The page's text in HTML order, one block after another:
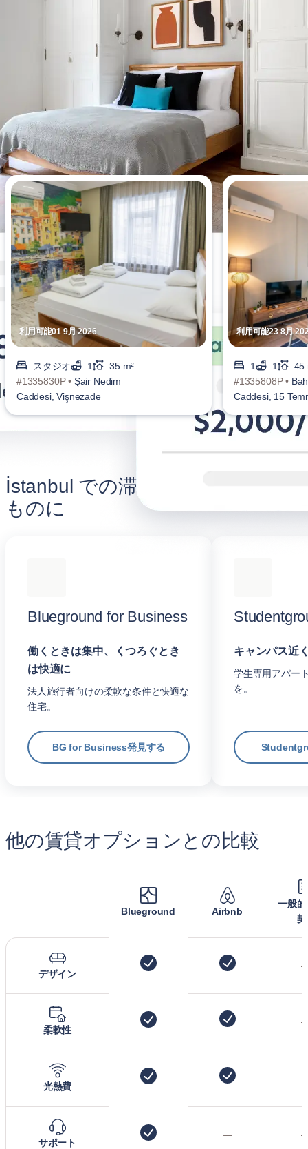
今週最も閲覧されたアパート
利用可能01 9月 2026
スタジオ 1
35 m²
#1335830P • Şair Nedim
Caddesi, Vişnezade
利用可能23 8月
1 1
45
#1335808P •
Caddesi, 15
İstanbul での滞在をより充実した
ものに
Blueground for Business
働くときは集中、くつろぐとき
は快適に
法人旅行者向けの柔軟な条件と快適な
住宅。
BG for Business発見する
キャンパス近
学生専用アパー
を。
他の賃貸オプションとの比較
Blueground Airbnb
一般
デザイン
柔軟性
光熱費
サポート
—